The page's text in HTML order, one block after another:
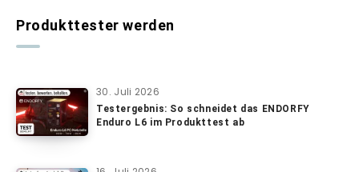
Produkttester werden
30. Juli 2026
Testergebnis: So schneidet das ENDORFY
Enduro L6 im Produkttest ab